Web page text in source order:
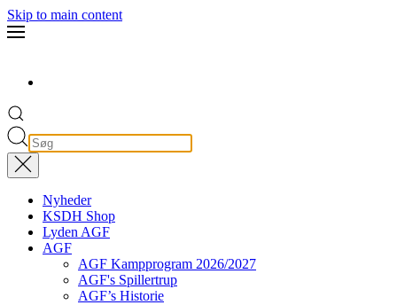
Skip to main content
Nyheder
KSDH Shop
Lyden AGF
AGF
AGF Kampprogram 2026/2027
AGF's Spillertrup
AGF’s Historie